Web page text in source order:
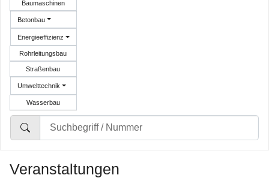
Baumaschinen
Betonbau
Energieeffizienz
Rohrleitungsbau
Straßenbau
Umwelttechnik
Wasserbau
Veranstaltungen